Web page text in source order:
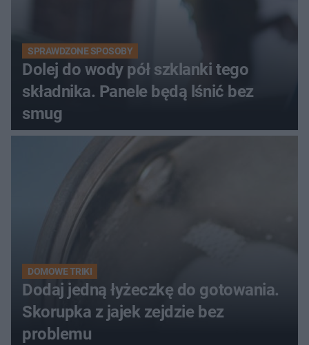
SPRAWDZONE SPOSOBY
Dolej do wody pół szklanki tego
składnika. Panele będą lśnić bez
smug
DOMOWE TRIKI
Dodaj jedną łyżeczkę do gotowania.
Skorupka z jajek zejdzie bez
problemu